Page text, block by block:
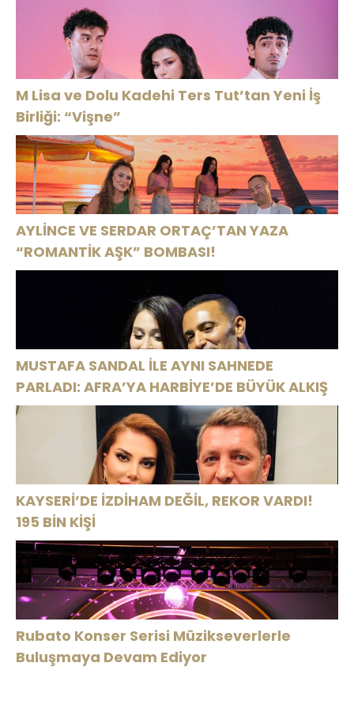
High”
M Lisa ve Dolu Kadehi Ters Tut’tan Yeni İş
Birliği: “Vişne”
AYLİNCE VE SERDAR ORTAÇ’TAN YAZA
“ROMANTİK AŞK” BOMBASI!
MUSTAFA SANDAL İLE AYNI SAHNEDE
PARLADI: AFRA’YA HARBİYE’DE BÜYÜK ALKIŞ
KAYSERİ’DE İZDİHAM DEĞİL, REKOR VARDI!
195 BİN KİŞİ
Rubato Konser Serisi Müzikseverlerle
Buluşmaya Devam Ediyor